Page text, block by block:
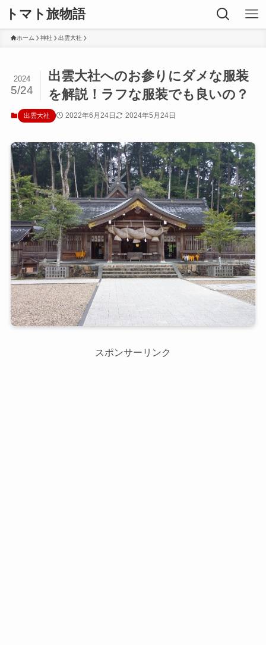
トマト旅物語
ホーム 神社 出雲大社
出雲大社へのお参りにダメな服装
を解説！ラフな服装でも良いの？
2024
5/24
出雲大社 2022年6月24日 2024年5月24日
スポンサーリンク